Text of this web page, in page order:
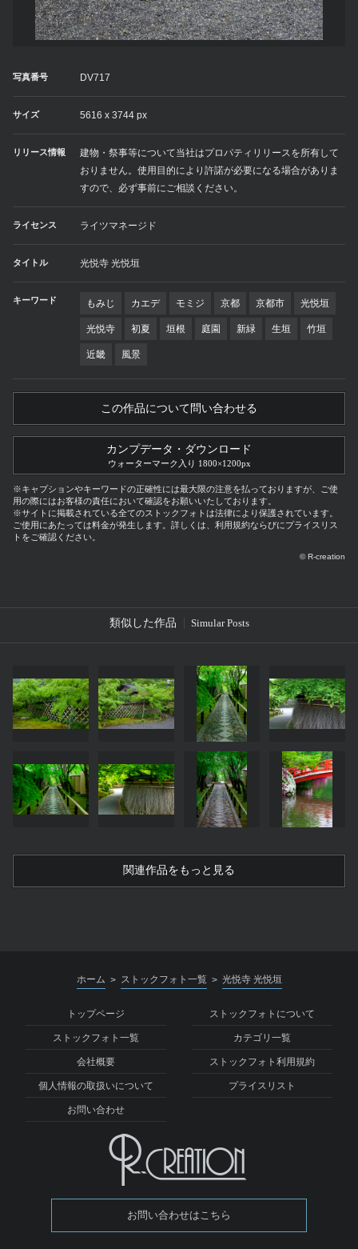
写真番号 DV717
サイズ 5616 x 3744 px
リリース情報
建物・祭事等について当社はプロパティリリースを所有して
おりません。使用目的により許諾が必要になる場合がありま
すので、必ず事前にご相談ください。
ライセンス ライツマネージド
タイトル 光悦寺 光悦垣
キーワード もみじ カエデ モミジ 京都 京都市 光悦垣
光悦寺 初夏 垣根 庭園 新緑 生垣 竹垣
近畿 風景
この作品について問い合わせる
カンプデータ・ダウンロード
ウォーターマーク入り 1800×1200px
※キャプションやキーワードの正確性には最大限の注意を払っておりますが、ご使
用の際にはお客様の責任において確認をお願いいたしております。
※サイトに掲載されている全てのストックフォトは法律により保護されています。
ご使用にあたっては料金が発生します。詳しくは、利用規約ならびにプライスリス
トをご確認ください。
© R-creation
類似した作品 Simular Posts
関連作品をもっと見る
ホーム > ストックフォト一覧 > 光悦寺 光悦垣
トップページ ストックフォトについて
ストックフォト一覧 カテゴリ一覧
会社概要 ストックフォト利用規約
個人情報の取扱いについて プライスリスト
お問い合わせ
お問い合わせはこちら